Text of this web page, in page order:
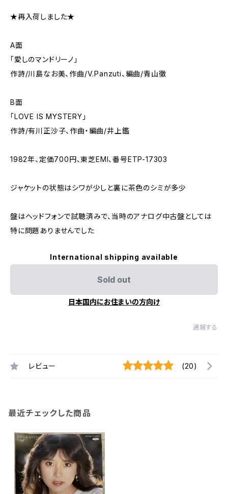
★再入荷しました★
A面
「愛しのマンドリーノ」
作詩/川島なお美、作曲/V.Panzuti、編曲/青山徹
B面
「LOVE IS MYSTERY」
作詩/有川正沙子、作曲・編曲/井上鑑
1982年、定価700円、東芝EMI、番号ETP-17303
ジャケットの状態はシワが少しと裏に茶色のシミが多少
盤はヘッドフォンで試聴済みで、当時のアナログ中古盤としては
特に問題ありませんでした
International shipping available
Sold out
日本国内にお住まいの方向け
通報する
レビュー (20)
最近チェックした商品